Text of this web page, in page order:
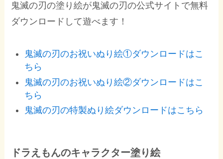
鬼滅の刃の塗り絵が鬼滅の刃の公式サイトで無料
ダウンロードして遊べます！
鬼滅の刃のお祝いぬり絵①ダウンロードはこ
ちら
鬼滅の刃のお祝いぬり絵②ダウンロードはこ
ちら
鬼滅の刃の特製ぬり絵ダウンロードはこちら
ドラえもんのキャラクター塗り絵